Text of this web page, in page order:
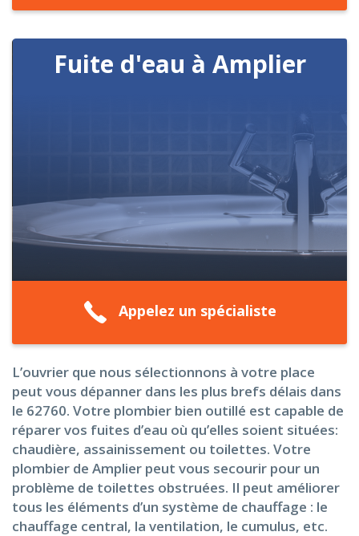
Fuite d'eau à Amplier
Appelez un spécialiste
L’ouvrier que nous sélectionnons à votre place
peut vous dépanner dans les plus brefs délais dans
le 62760. Votre plombier bien outillé est capable de
réparer vos fuites d’eau où qu’elles soient situées:
chaudière, assainissement ou toilettes. Votre
plombier de Amplier peut vous secourir pour un
problème de toilettes obstruées. Il peut améliorer
tous les éléments d’un système de chauffage : le
chauffage central, la ventilation, le cumulus, etc.